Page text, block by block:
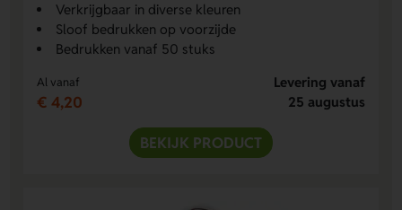
Verkrijgbaar in diverse kleuren
Sloof bedrukken op voorzijde
Bedrukken vanaf 50 stuks
Al vanaf
€ 4,20
Levering vanaf
25 augustus
BEKIJK PRODUCT